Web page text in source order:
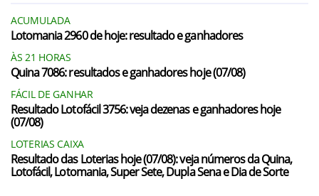
ACUMULADA
Lotomania 2960 de hoje: resultado e ganhadores
ÀS 21 HORAS
Quina 7086: resultados e ganhadores hoje (07/08)
FÁCIL DE GANHAR
Resultado Lotofácil 3756: veja dezenas e ganhadores hoje
(07/08)
LOTERIAS CAIXA
Resultado das Loterias hoje (07/08): veja números da Quina,
Lotofácil, Lotomania, Super Sete, Dupla Sena e Dia de Sorte